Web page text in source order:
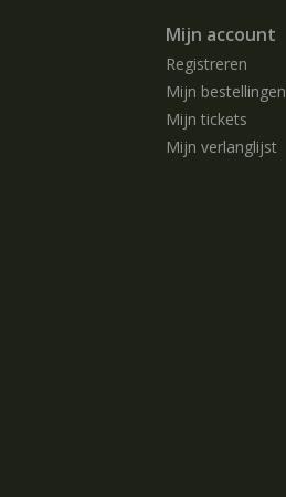
Mijn account
Registreren
Mijn bestellingen
Mijn tickets
Mijn verlanglijst